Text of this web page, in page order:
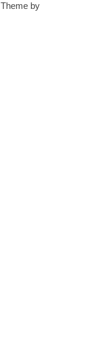
Theme by